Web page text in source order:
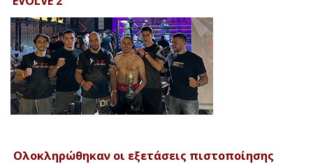
Ολοκληρώθηκαν οι εξετάσεις πιστοποίησης